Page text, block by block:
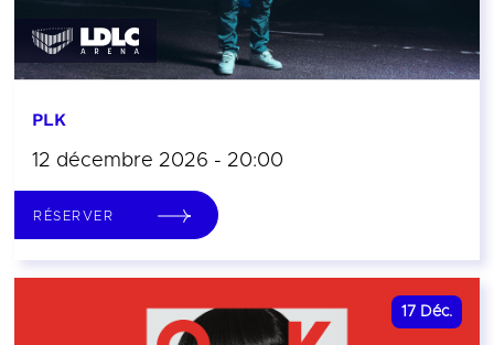
PLK
12 décembre 2026 - 20:00
RÉSERVER
17 Déc.